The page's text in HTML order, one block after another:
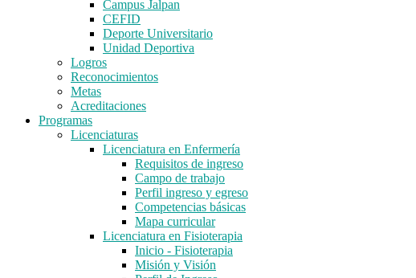
Campus Jalpan
CEFID
Deporte Universitario
Unidad Deportiva
Logros
Reconocimientos
Metas
Acreditaciones
Programas
Licenciaturas
Licenciatura en Enfermería
Requisitos de ingreso
Campo de trabajo
Perfil ingreso y egreso
Competencias básicas
Mapa curricular
Licenciatura en Fisioterapia
Inicio - Fisioterapia
Misión y Visión